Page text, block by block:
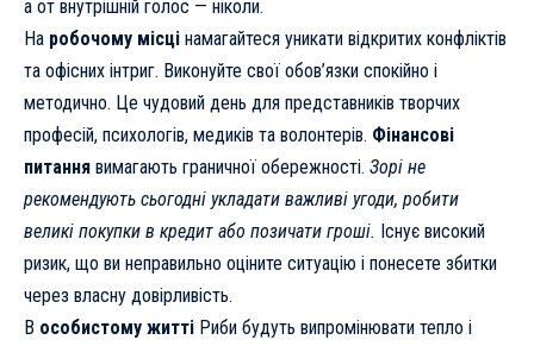
а от внутрішній голос — ніколи.
На робочому місці намагайтеся уникати відкритих конфліктів
та офісних інтриг. Виконуйте свої обов’язки спокійно і
методично. Це чудовий день для представників творчих
професій, психологів, медиків та волонтерів. Фінансові
питання вимагають граничної обережності. Зорі не
рекомендують сьогодні укладати важливі угоди, робити
великі покупки в кредит або позичати гроші. Існує високий
ризик, що ви неправильно оціните ситуацію і понесете збитки
через власну довірливість.
В особистому житті Риби будуть випромінювати тепло і